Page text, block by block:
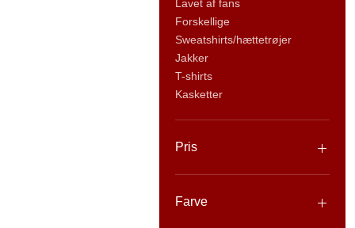
Lavet af fans
Forskellige
Sweatshirts/hættetrøjer
Jakker
T-shirts
Kasketter
Pris
40 NOK
Farve